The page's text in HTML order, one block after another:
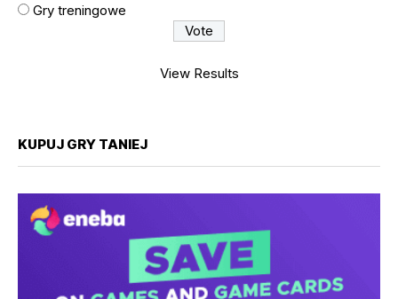
Gry treningowe
View Results
KUPUJ GRY TANIEJ